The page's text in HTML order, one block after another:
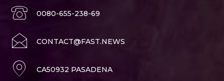
0080-655-238-69
CONTACT@FAST.NEWS
CA50932 PASADENA